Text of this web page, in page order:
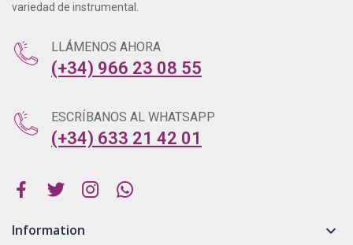
variedad de instrumental.
LLÁMENOS AHORA
(+34) 966 23 08 55
ESCRÍBANOS AL WHATSAPP
(+34) 633 21 42 01
Information 